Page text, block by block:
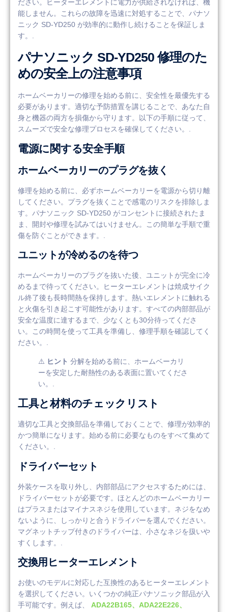
ださい。ヒーターエレメントに電力が供給されなければ、機
能しません。これらの故障を迅速に対処することで、パナソ
ニック SD-YD250 が効率的に動作し続けることを保証しま
す。.
パナソニック SD-YD250 修理のた
めの安全上の注意事項
ホームベーカリーの修理を始める前に、安全性を最優先する
必要があります。適切な予防措置を講じることで、あなた自
身と機器の両方を損傷から守ります。以下の手順に従って、
スムーズで安全な修理プロセスを確保してください。.
電源に関する安全手順
ホームベーカリーのプラグを抜く
修理を始める前に、必ずホームベーカリーを電源から切り離
してください。プラグを抜くことで感電のリスクを排除しま
す。パナソニック SD-YD250 がコンセントに接続されたま
ま、開封や修理を試みてはいけません。この簡単な手順で重
傷を防ぐことができます。.
ユニットが冷めるのを待つ
ホームベーカリーのプラグを抜いた後、ユニットが完全に冷
めるまで待ってください。ヒーターエレメントは焼成サイク
ル終了後も長時間熱を保持します。熱いエレメントに触れる
と火傷を引き起こす可能性があります。すべての内部部品が
安全な温度に達するまで、少なくとも30分待ってくださ
い。この時間を使って工具を準備し、修理手順を確認してく
ださい。.
⚠️ ヒント 分解を始める前に、ホームベーカリ
ーを安定した耐熱性のある表面に置いてくださ
い。.
工具と材料のチェックリスト
適切な工具と交換部品を準備しておくことで、修理が効率的
かつ簡単になります。始める前に必要なものをすべて集めて
ください。.
ドライバーセット
外装ケースを取り外し、内部部品にアクセスするためには、
ドライバーセットが必要です。ほとんどのホームベーカリー
はプラスまたはマイナスネジを使用しています。ネジをなめ
ないように、しっかりと合うドライバーを選んでください。
マグネットチップ付きのドライバーは、小さなネジを扱いや
すくします。.
交換用ヒーターエレメント
お使いのモデルに対応した互換性のあるヒーターエレメント
を選択してください。いくつかの純正パナソニック部品が入
手可能です。例えば、 ADA22B165、ADA22E226、